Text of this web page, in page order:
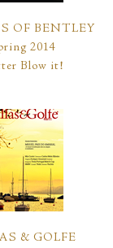
OF BENTLEY
2014
Blow it!
& GOLFE